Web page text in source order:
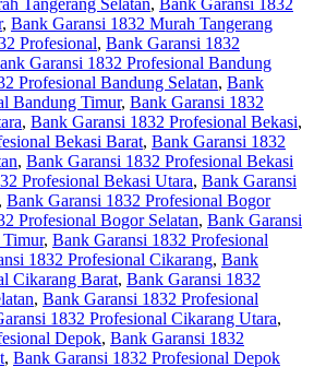
, Bank Garansi 1832 Murah Tangerang
Profesional, Bank Garansi 1832
Garansi 1832 Profesional Bandung
Profesional Bandung Selatan, Bank
Bandung Timur, Bank Garansi 1832
, Bank Garansi 1832 Profesional Bekasi,
Bekasi Barat, Bank Garansi 1832
, Bank Garansi 1832 Profesional Bekasi
Profesional Bekasi Utara, Bank Garansi
Bank Garansi 1832 Profesional Bogor
Profesional Bogor Selatan, Bank Garansi
, Bank Garansi 1832 Profesional
1832 Profesional Cikarang, Bank
Cikarang Barat, Bank Garansi 1832
, Bank Garansi 1832 Profesional
1832 Profesional Cikarang Utara,
Depok, Bank Garansi 1832
, Bank Garansi 1832 Profesional Depok